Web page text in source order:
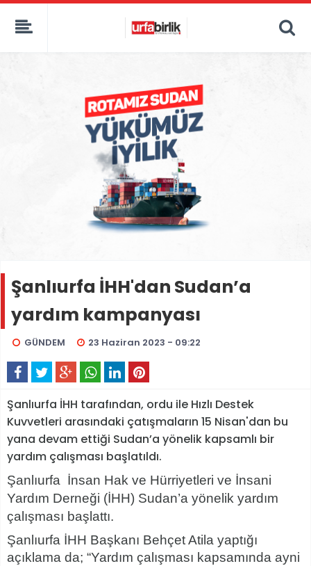
Şanlıurfa İHH'dan Sudan’a
yardım kampanyası
GÜNDEM 23 Haziran 2023 - 09:22
Şanlıurfa İHH tarafından, ordu ile Hızlı Destek
Kuvvetleri arasındaki çatışmaların 15 Nisan'dan bu
yana devam ettiği Sudan’a yönelik kapsamlı bir
yardım çalışması başlatıldı.
Şanlıurfa İnsan Hak ve Hürriyetleri ve İnsani
Yardım Derneği (İHH) Sudan’a yönelik yardım
çalışması başlattı.
Şanlıurfa İHH Başkanı Behçet Atila yaptığı
açıklama da; “Yardım çalışması kapsamında ayni